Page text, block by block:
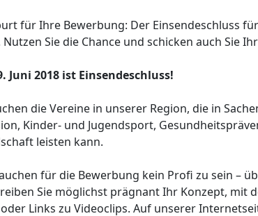
für Ihre Bewerbung: Der Einsendeschluss
Nutzen Sie die Chance und schicken auch Sie
Juni 2018 ist Einsendeschluss!
die Vereine in unserer Region, die in
Kinder- und Jugendsport,
leisten kann.
für die Bewerbung kein Profi zu sein –
Sie möglichst prägnant Ihr Konzept, mit
Links zu Videoclips. Auf unserer